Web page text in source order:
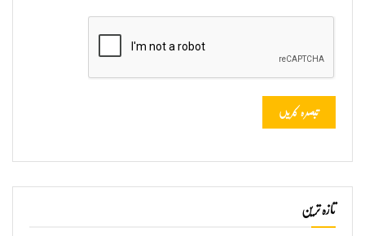
تازہ ترین